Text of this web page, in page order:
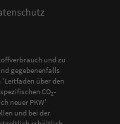
und zu
gegebenenfalls
über den
CO2-
neuer PKW'
und bei der